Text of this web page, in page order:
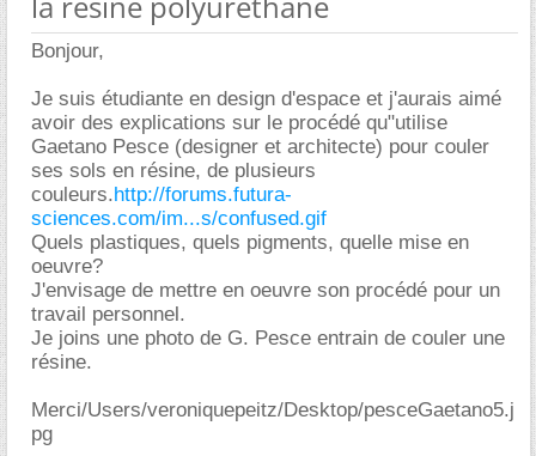
Bonjour,
Je suis étudiante en design d'espace et j'aurais aimé
avoir des explications sur le procédé qu"utilise
Gaetano Pesce (designer et architecte) pour couler
ses sols en résine, de plusieurs
couleurs.http://forums.futura-
sciences.com/im...s/confused.gif
Quels plastiques, quels pigments, quelle mise en
oeuvre?
J'envisage de mettre en oeuvre son procédé pour un
travail personnel.
Je joins une photo de G. Pesce entrain de couler une
résine.
Merci/Users/veroniquepeitz/Desktop/pesceGaetano5.j
pg